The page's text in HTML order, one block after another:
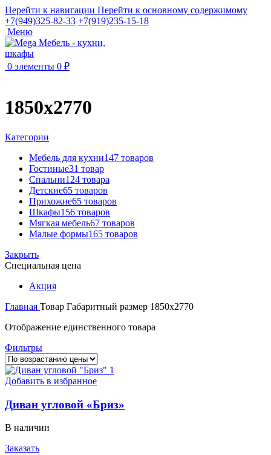
Перейти к навигации Перейти к основному содержимому
+7(949)325-82-33 +7(919)235-15-18
Меню
0 элементы 0 ₽
1850х2770
Категории
Мебель для кухни147 товаров
Гостиные31 товар
Спальни124 товара
Детские65 товаров
Прихожие65 товаров
Шкафы156 товаров
Мягкая мебель67 товаров
Малые формы165 товаров
Закрыть
Специальная цена
Акция
Главная Товар Габаритный размер 1850х2770
Отображение единственного товара
Фильтры
Добавить в избранное
Диван угловой «Бриз»
В наличии
Заказать